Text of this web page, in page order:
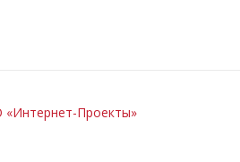
«Интернет-Проекты»